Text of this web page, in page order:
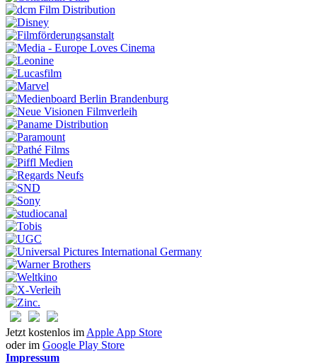
Jetzt kostenlos im Apple App Store
oder im Google Play Store
Impressum